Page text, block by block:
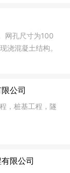
业大学学术交
战役纪念馆、
43所、中电8
戴斯酒店、合肥
、宝能集团、
网孔尺寸为100
混凝土结构。
径一般为6mm
公司
，桩基工程，隧
限公司